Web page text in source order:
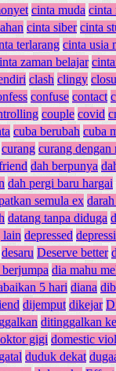
cinta muda cinta
cinta siber cinta
terlarang cinta usia
zaman belajar
clash clingy
confuse contact
couple covid
cuba berubah cuba
curang curang dengan
dah berpunya
dah pergi baru hargai
semula ex
datang tanpa diduga
lain depressed depressi
desaru Deserve better
dia mahu
5 hari diana
dijemput dikejar
ditinggalkan
gigi domestic
duduk dekat